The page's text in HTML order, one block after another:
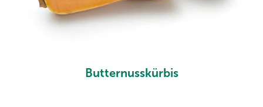
Butternusskürbis